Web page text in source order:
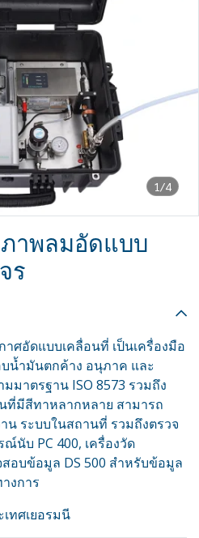
1/4
าพลมอัดแบบ
ร
ศอัดแบบเคลื่อนที่ เป็นเครื่องมือ
น้ำมันตกค้าง อนุภาค และ
มาตรฐาน ISO 8573 รวมถึง
ที่มีสีทาหลากหลาย สามารถ
น ระบบในสถานที่ รวมถึงตรวจ
ณ์นับ PC 400, เครื่องวัด
สอบข้อมูล DS 500 สำหรับข้อมูล
งการ
ทศเยอรมนี